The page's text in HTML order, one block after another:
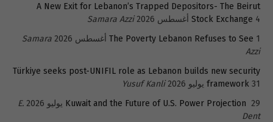
A New Exit for Lebanon’s Trapped Depositors- The Beirut
Stock Exchange 4 أغسطس 2026
Samara Azzi
The Poverty Lebanon Refuses to See 1 أغسطس 2026
Samara
Azzi
Türkiye seeks post-UNIFIL role as Lebanon builds new security
framework 31 يوليو 2026
Yusuf Kanli
Kuwait and the Future of U.S. Power Projection 29 يوليو 2026
E.
Dent